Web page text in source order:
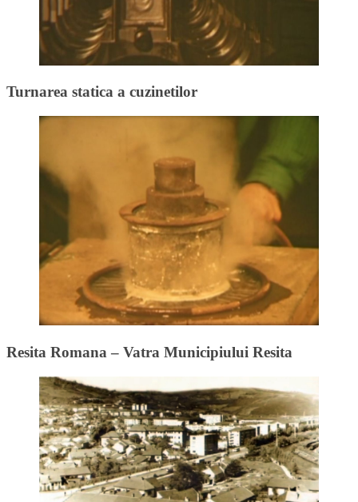
Turnarea statica a cuzinetilor
Resita Romana – Vatra Municipiului Resita